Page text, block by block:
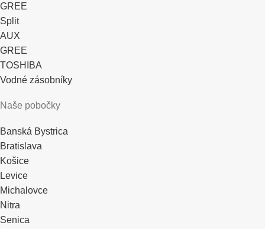
GREE
Split
AUX
GREE
TOSHIBA
Vodné zásobníky
Naše pobočky
Banská Bystrica
Bratislava
Košice
Levice
Michalovce
Nitra
Senica